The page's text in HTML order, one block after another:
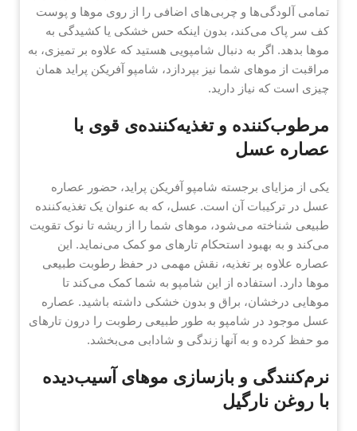
تمامی آلودگی‌ها و چربی‌های اضافی را از روی موها و پوست
کف سر پاک می‌کند، بدون اینکه حس خشکی یا کشیدگی به
موها بدهد. اگر به دنبال شامپویی هستید که علاوه بر تمیزی، به
مراقبت از موهای شما نیز بپردازد، شامپو آفریکن پراید همان
چیزی است که نیاز دارید.
مرطوب‌کننده و تغذیه‌کننده‌ی قوی با
عصاره عسل
یکی از مزایای برجسته شامپو آفریکن پراید، حضور عصاره
عسل در ترکیبات آن است. عسل، که به عنوان یک تغذیه‌کننده
طبیعی شناخته می‌شود، موهای شما را از ریشه تا نوک تقویت
می‌کند و به بهبود استحکام تارهای مو کمک می‌نماید. این
عصاره علاوه بر تغذیه، نقش مهمی در حفظ رطوبت طبیعی
موها دارد. استفاده از این شامپو به شما کمک می‌کند تا
موهایی درخشان، براق و بدون خشکی داشته باشید. عصاره
عسل موجود در شامپو به طور طبیعی رطوبت را درون تارهای
مو حفظ کرده و به آنها زندگی و شادابی می‌بخشد.
نرم‌کنندگی و بازسازی موهای آسیب‌دیده
با روغن نارگیل